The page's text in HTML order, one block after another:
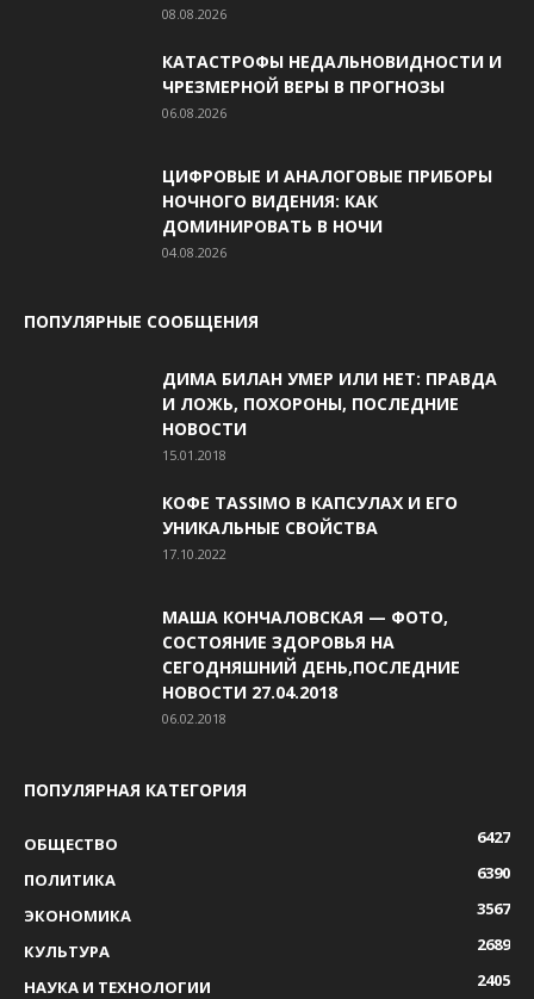
08.08.2026
КАТАСТРОФЫ НЕДАЛЬНОВИДНОСТИ И
ЧРЕЗМЕРНОЙ ВЕРЫ В ПРОГНОЗЫ
06.08.2026
ЦИФРОВЫЕ И АНАЛОГОВЫЕ ПРИБОРЫ
НОЧНОГО ВИДЕНИЯ: КАК
ДОМИНИРОВАТЬ В НОЧИ
04.08.2026
ПОПУЛЯРНЫЕ СООБЩЕНИЯ
ДИМА БИЛАН УМЕР ИЛИ НЕТ: ПРАВДА
И ЛОЖЬ, ПОХОРОНЫ, ПОСЛЕДНИЕ
НОВОСТИ
15.01.2018
КОФЕ TASSIMO В КАПСУЛАХ И ЕГО
УНИКАЛЬНЫЕ СВОЙСТВА
17.10.2022
МАША КОНЧАЛОВСКАЯ — ФОТО,
СОСТОЯНИЕ ЗДОРОВЬЯ НА
СЕГОДНЯШНИЙ ДЕНЬ,ПОСЛЕДНИЕ
НОВОСТИ 27.04.2018
06.02.2018
ПОПУЛЯРНАЯ КАТЕГОРИЯ
ОБЩЕСТВО
6427
ПОЛИТИКА
6390
ЭКОНОМИКА
3567
КУЛЬТУРА
2689
НАУКА И ТЕХНОЛОГИИ
2405